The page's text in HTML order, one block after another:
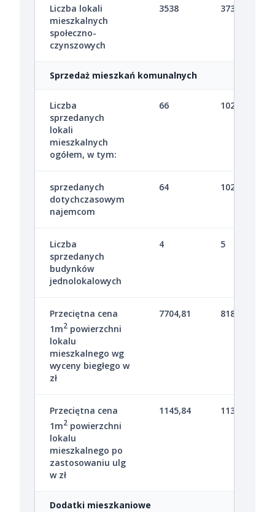
Liczba lokali
mieszkalnych
społeczno-
czynszowych
3538 3732
Sprzedaż mieszkań komunalnych
Liczba
sprzedanych
lokali
mieszkalnych
ogółem, w tym:
66 102
sprzedanych
dotychczasowym
najemcom
64 102
Liczba
sprzedanych
budynków
jednolokalowych
4 5
Przeciętna cena
1m2 powierzchni
lokalu
mieszkalnego wg
wyceny biegłego w
zł
7704,81 8182,88
Przeciętna cena
1m2 powierzchni
lokalu
mieszkalnego po
zastosowaniu ulg
w zł
1145,84 1133,70
Dodatki mieszkaniowe